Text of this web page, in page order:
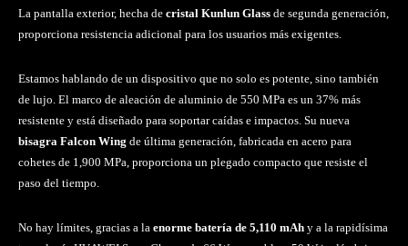
La pantalla exterior, hecha de cristal Kunlun Glass de segunda generación,
proporciona resistencia adicional para los usuarios más exigentes.
Estamos hablando de un dispositivo que no solo es potente, sino también
de lujo. El marco de aleación de aluminio de 550 MPa es un 37% más
resistente y está diseñado para soportar caídas e impactos. Su nueva
bisagra Falcon Wing de última generación, fabricada en acero para
cohetes de 1,900 MPa, proporciona un plegado compacto que resiste el
paso del tiempo.
No hay límites, gracias a la enorme batería de 5,110 mAh y a la rapidísima